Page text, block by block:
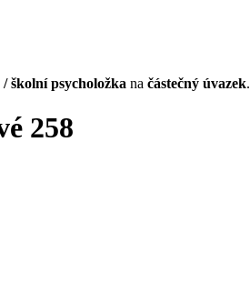
školní psycholožka na částečný úvazek.
258